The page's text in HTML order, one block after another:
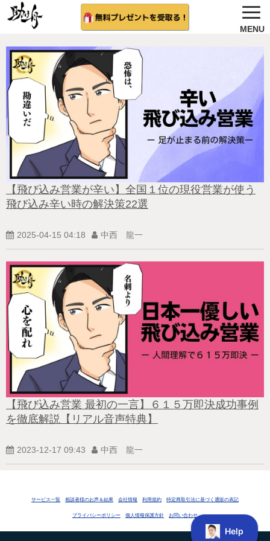
ノウハウ公開
選ばれる理由＆会社概要
無料プレゼント
サービス紹介
法人向け 無料案内を希望する
相談者さんの結果
【飛び込み営業が辛い】全国１位の現役営業が使う
飛び込み辛い時の解決策22選
2025-04-15 04:18 中西 龍一
【飛び込み営業 最初の一言】６１５万即決成功事例
を徹底解説【リアル音声特典】
2023-12-17 09:43 中西 龍一
サービス一覧 相談者様のお声＆結果 会社情報 利用規約 特定商取引法に基づく通販の表記
プライバシーポリシー 個人情報保護方針 お問い合わせ